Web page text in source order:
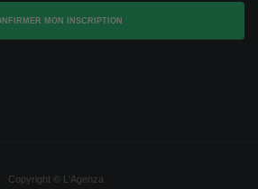
Copyright © L'Agenza